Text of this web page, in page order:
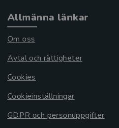
Allmänna länkar
Om oss
Avtal och rättigheter
Cookies
Cookieinställningar
GDPR och personuppgifter